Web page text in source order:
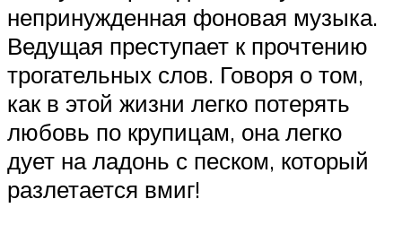
непринужденная фоновая музыка.
Ведущая преступает к прочтению
трогательных слов. Говоря о том,
как в этой жизни легко потерять
любовь по крупицам, она легко
дует на ладонь с песком, который
разлетается вмиг!